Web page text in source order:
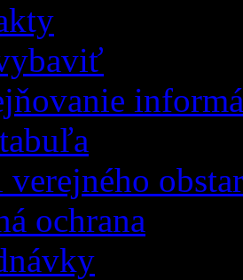
ochrana